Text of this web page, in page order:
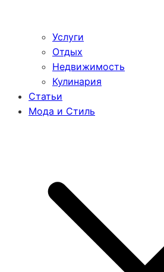
Услуги
Отдых
Недвижимость
Кулинария
Статьи
Мода и Стиль